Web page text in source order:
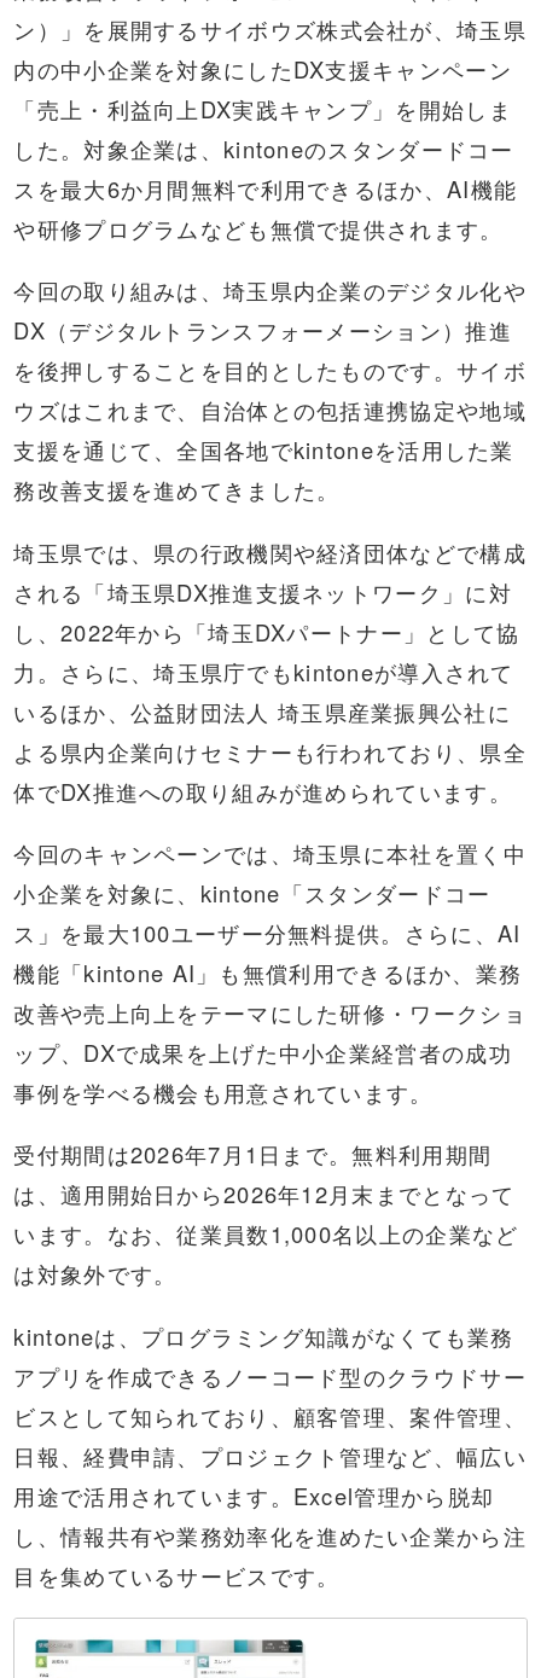
ン）」を展開するサイボウズ株式会社が、埼玉県
内の中小企業を対象にしたDX支援キャンペーン
「売上・利益向上DX実践キャンプ」を開始しま
した。対象企業は、kintoneのスタンダードコー
スを最大6か月間無料で利用できるほか、AI機能
や研修プログラムなども無償で提供されます。
今回の取り組みは、埼玉県内企業のデジタル化や
DX（デジタルトランスフォーメーション）推進
を後押しすることを目的としたものです。サイボ
ウズはこれまで、自治体との包括連携協定や地域
支援を通じて、全国各地でkintoneを活用した業
務改善支援を進めてきました。
埼玉県では、県の行政機関や経済団体などで構成
される「埼玉県DX推進支援ネットワーク」に対
し、2022年から「埼玉DXパートナー」として協
力。さらに、埼玉県庁でもkintoneが導入されて
いるほか、 公益財団法人 埼玉県産業振興公社に
よる県内企業向けセミナーも行われており、県全
体でDX推進への取り組みが進められています。
今回のキャンペーンでは、埼玉県に本社を置く中
小企業を対象に、kintone「スタンダードコー
ス」を最大100ユーザー分無料提供。さらに、AI
機能「kintone AI」も無償利用できるほか、業務
改善や売上向上をテーマにした研修・ワークショ
ップ、DXで成果を上げた中小企業経営者の成功
事例を学べる機会も用意されています。
受付期間は2026年7月1日まで。無料利用期間
は、適用開始日から2026年12月末までとなって
います。なお、従業員数1,000名以上の企業など
は対象外です。
kintoneは、プログラミング知識がなくても業務
アプリを作成できるノーコード型のクラウドサー
ビスとして知られており、顧客管理、案件管理、
日報、経費申請、プロジェクト管理など、幅広い
用途で活用されています。Excel管理から脱却
し、情報共有や業務効率化を進めたい企業から注
目を集めているサービスです。